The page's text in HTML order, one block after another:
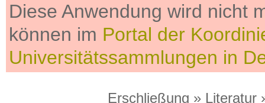
Diese Anwendung wird nicht
können im Portal der
Universitätssammlungen in
Erschließung » Literatur